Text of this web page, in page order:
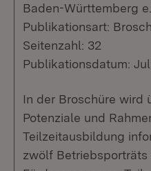
Baden-Württemberg
Publikationsart:
Seitenzahl: 32
Publikationsdatum:
In der Broschüre wird
Potenziale und
Teilzeitausbildung
zwölf Betriebsporträts